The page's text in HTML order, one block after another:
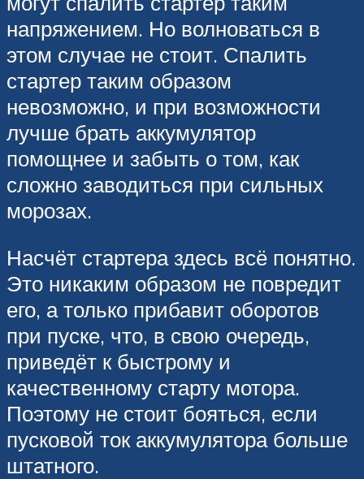
напряжением. Но волноваться в
этом случае не стоит. Спалить
стартер таким образом
невозможно, и при возможности
лучше брать аккумулятор
помощнее и забыть о том, как
сложно заводиться при сильных
морозах.
Насчёт стартера здесь всё понятно.
Это никаким образом не повредит
его, а только прибавит оборотов
при пуске, что, в свою очередь,
приведёт к быстрому и
качественному старту мотора.
Поэтому не стоит бояться, если
пусковой ток аккумулятора больше
штатного.